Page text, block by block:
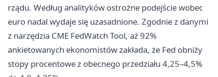
rządu. Według analityków ostrożne podejście wobec
euro nadal wydaje się uzasadnione. Zgodnie z danymi
z narzędzia CME FedWatch Tool, aż 92%
ankietowanych ekonomistów zakłada, że Fed obniży
stopy procentowe z obecnego przedziału 4,25–4,5%